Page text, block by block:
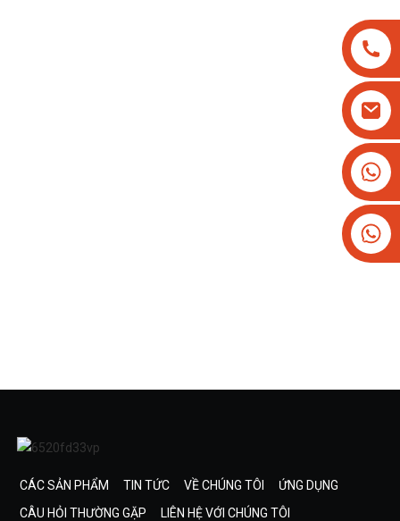
CÁC SẢN PHẨM TIN TỨC VỀ CHÚNG TÔI
ỨNG DỤNG
CÂU HỎI THƯỜNG GẶP
LIÊN HỆ VỚI CHÚNG TÔI